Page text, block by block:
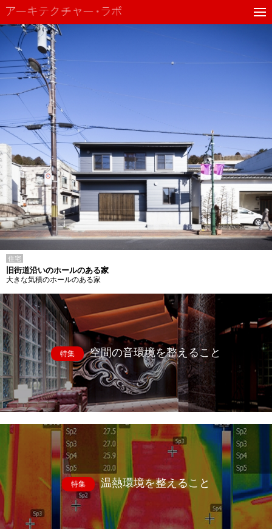
住宅
旧街道沿いのホールのある家
大きな気積のホールのある家
特集 空間の音環境を整えること
特集 温熱環境を整えること